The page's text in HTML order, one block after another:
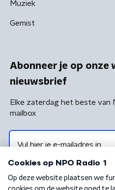
Muziek
Gemist
Abonneer je op onze
nieuwsbrief
Elke zaterdag het beste van
mailbox